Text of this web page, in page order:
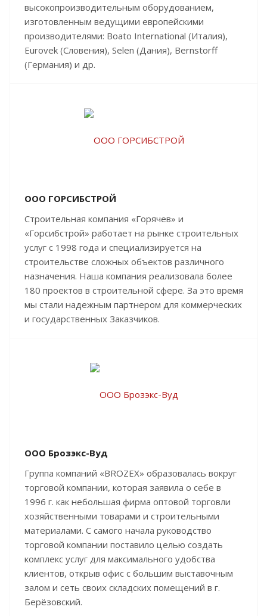
высокопроизводительным оборудованием,
изготовленным ведущими европейскими
производителями: Boato International (Италия),
Eurovek (Словения), Selen (Дания), Bernstorff
(Германия) и др.
ООО ГОРСИБСТРОЙ
Строительная компания «Горячев» и
«Горсибстрой» работает на рынке строительных
услуг с 1998 года и специализируется на
строительстве сложных объектов различного
назначения. Наша компания реализовала более
180 проектов в строительной сфере. За это время
мы стали надежным партнером для коммерческих
и государственных Заказчиков.
ООО Брозэкс-Вуд
Группа компаний «BROZEX» образовалась вокруг
торговой компании, которая заявила о себе в
1996 г. как небольшая фирма оптовой торговли
хозяйственными товарами и строительными
материалами. С самого начала руководство
торговой компании поставило целью создать
комплекс услуг для максимального удобства
клиентов, открыв офис с большим выставочным
залом и сеть своих складских помещений в г.
Берёзовский.